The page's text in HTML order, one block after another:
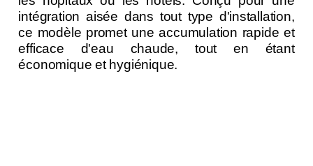
intégration aisée dans tout type d'installation,
ce modèle promet une accumulation rapide et
efficace d'eau chaude, tout en étant
économique et hygiénique.